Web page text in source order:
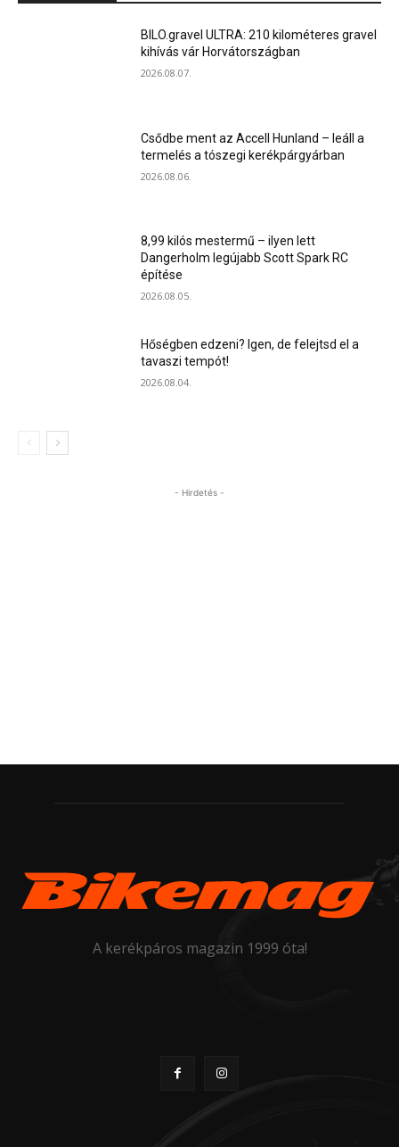
BILO.gravel ULTRA: 210 kilométeres gravel
kihívás vár Horvátországban
2026.08.07.
Csődbe ment az Accell Hunland – leáll a
termelés a tószegi kerékpárgyárban
2026.08.06.
8,99 kilós mestermű – ilyen lett
Dangerholm legújabb Scott Spark RC
építése
2026.08.05.
Hőségben edzeni? Igen, de felejtsd el a
tavaszi tempót!
2026.08.04.
- Hirdetés -
A kerékpáros magazin 1999 óta!